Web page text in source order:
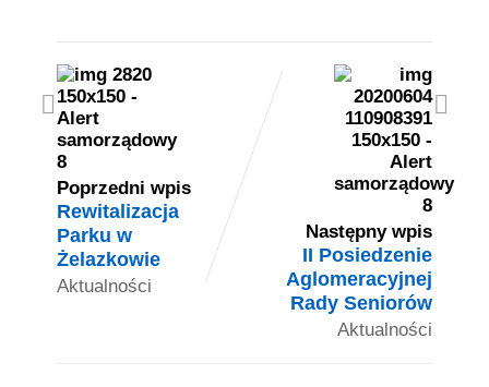
Poprzedni wpis
Rewitalizacja
Parku w
Żelazkowie
Aktualności
Następny wpis
II Posiedzenie
Aglomeracyjnej
Rady Seniorów
Aktualności